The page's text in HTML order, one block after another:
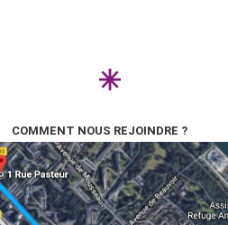
COMMENT NOUS REJOINDRE ?